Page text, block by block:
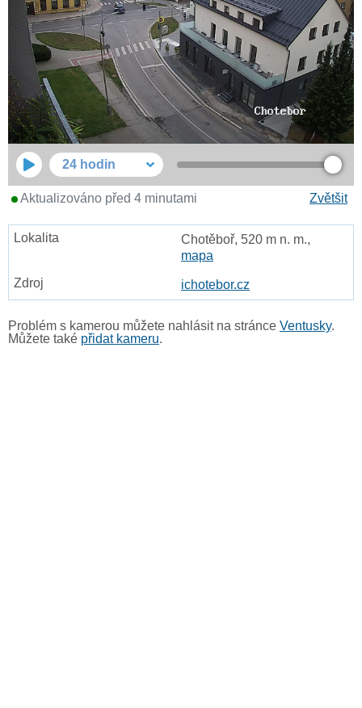
24 hodin
Zvětšit
Aktualizováno před 4 minutami
Chotěboř, 520 m n. m.,
mapa
ichotebor.cz
Problém s kamerou můžete nahlásit na stránce Ventusky.
Můžete také přidat kameru.